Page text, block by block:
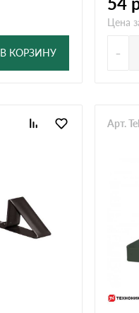
В КОРЗИНУ
Цена
-
Арт.